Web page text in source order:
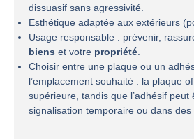
dissuasif sans agressivité.
Esthétique adaptée aux extérieurs
Usage responsable : prévenir,
biens et votre propriété.
Choisir entre une plaque ou un
l’emplacement souhaité : la plaque
supérieure, tandis que l’adhésif
signalisation temporaire ou dans